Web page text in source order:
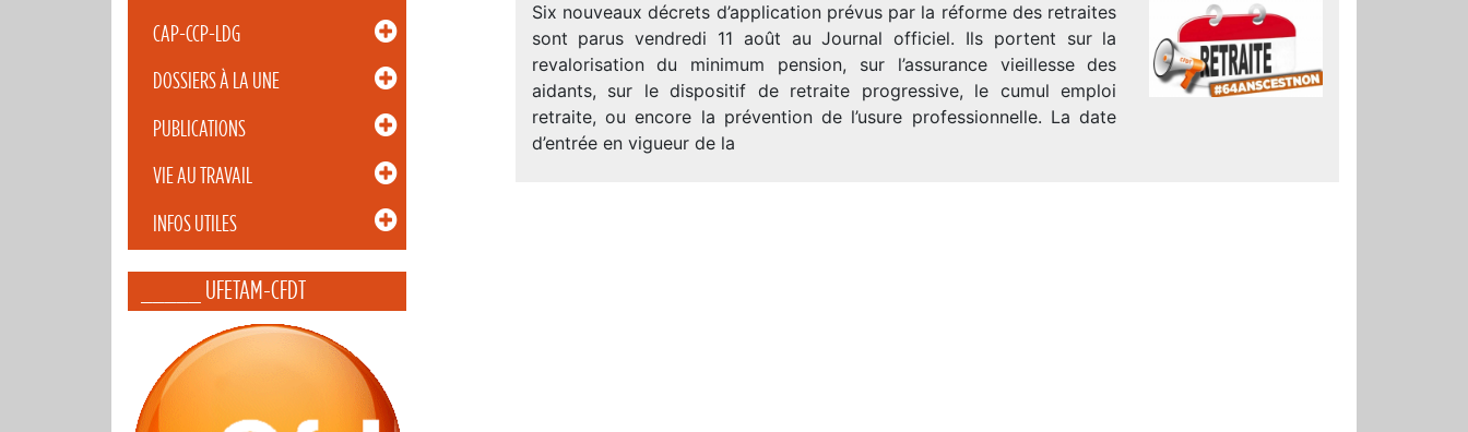
CAP-CCP-LDG
DOSSIERS À LA UNE
PUBLICATIONS
VIE AU TRAVAIL
INFOS UTILES
_____ UFETAM-CFDT
Six nouveaux décrets d’application prévus par la réforme des retraites
sont parus vendredi 11 août au Journal officiel. Ils portent sur la
revalorisation du minimum pension, sur l’assurance vieillesse des
aidants, sur le dispositif de retraite progressive, le cumul emploi
retraite, ou encore la prévention de l’usure professionnelle. La date
d’entrée en vigueur de la